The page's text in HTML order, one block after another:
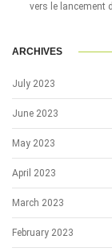
vers le lancement
ARCHIVES
July 2023
June 2023
May 2023
April 2023
March 2023
February 2023